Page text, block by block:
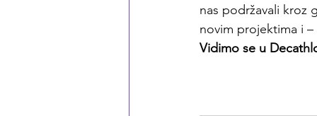
nas podržavali kroz
novim projektima i
Vidimo se u